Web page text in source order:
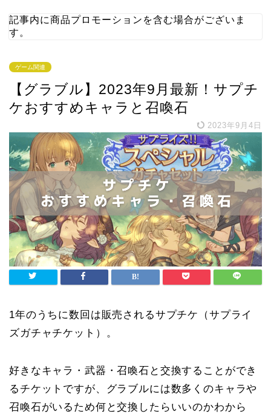
記事内に商品プロモーションを含む場合がございま
す。
ゲーム関連
【グラブル】2023年9月最新！サプチ
ケおすすめキャラと召喚石
2023年9月4日
1年のうちに数回は販売されるサプチケ（サプライ
ズガチャチケット）。
好きなキャラ・武器・召喚石と交換することができ
るチケットですが、グラブルには数多くのキャラや
召喚石がいるため何と交換したらいいのかわから